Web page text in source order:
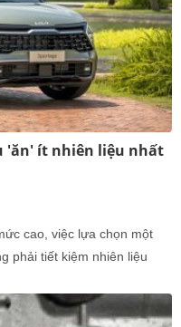
'ăn' ít nhiên liệu nhất
cao, việc lựa chọn một
phải tiết kiệm nhiên liệu